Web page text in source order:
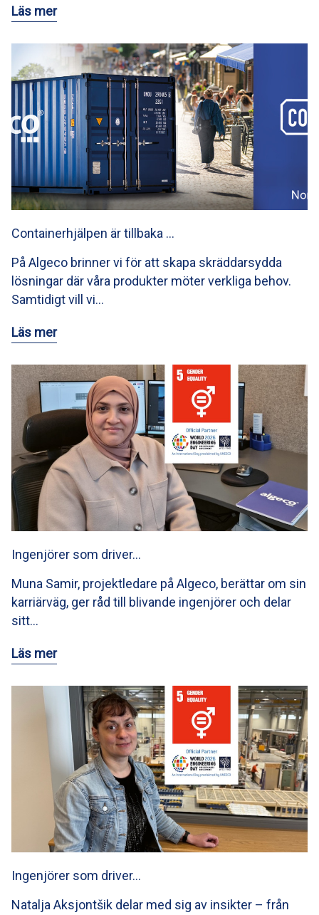
Läs mer
Containerhjälpen är tillbaka …
På Algeco brinner vi för att skapa skräddarsydda
lösningar där våra produkter möter verkliga behov.
Samtidigt vill vi…
Läs mer
Ingenjörer som driver…
Muna Samir, projektledare på Algeco, berättar om sin
karriärväg, ger råd till blivande ingenjörer och delar
sitt…
Läs mer
Ingenjörer som driver…
Natalja Aksjontšik delar med sig av insikter – från